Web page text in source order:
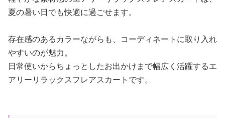
夏の暑い日でも快適に過ごせます。
存在感のあるカラーながらも、コーディネートに取り入れ
やすいのが魅力。
日常使いからちょっとしたお出かけまで幅広く活躍するエ
アリーリラックスフレアスカートです。